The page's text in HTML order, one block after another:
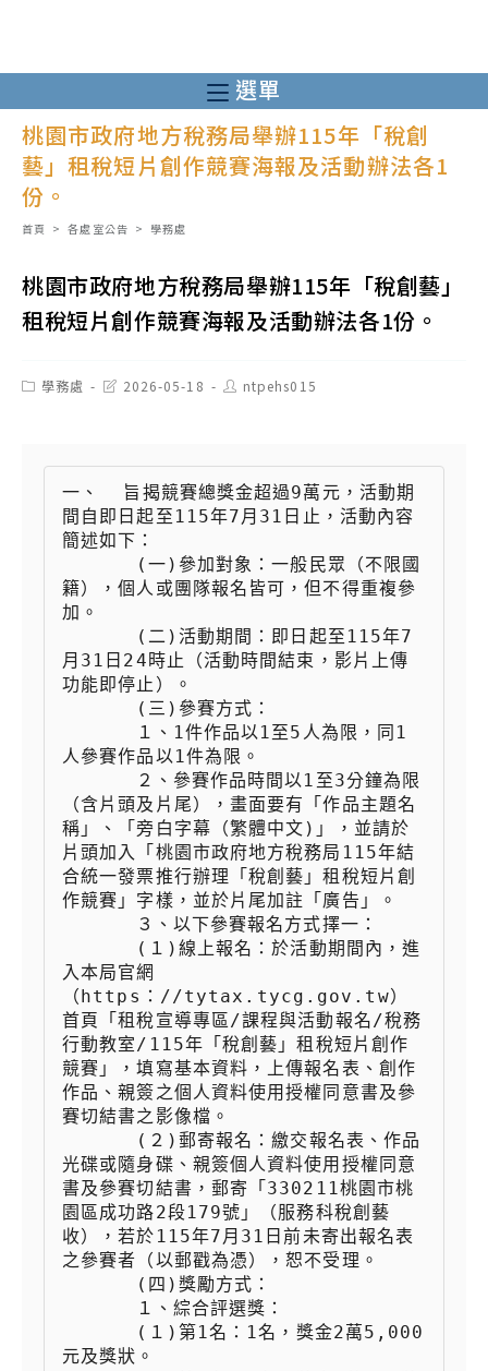
至
主
要
容
選單
桃園市政府地方稅務局舉辦115年「稅創
藝」租稅短片創作競賽海報及活動辦法各1
份。
首頁 > 各處室公告 > 學務處
桃園市政府地方稅務局舉辦115年「稅創藝」
租稅短片創作競賽海報及活動辦法各1份。
Post學務處
Post2026-05-18
Post
author:
ntpehs015
一、  旨揭競賽總獎金超過9萬元，活動期
間自即日起至115年7月31日止，活動內容
簡述如下：
籍），個人或團隊報名皆可，但不得重複參
加。
月31日24時止（活動時間結束，影片上傳
功能即停止）。
人參賽作品以1件為限。
（含片頭及片尾），畫面要有「作品主題名
稱」、「旁白字幕（繁體中文)」，並請於
片頭加入「桃園市政府地方稅務局115年結
合統一發票推行辦理「稅創藝」租稅短片創
作競賽」字樣，並於片尾加註「廣告」。
入本局官網
（https：//tytax.tycg.gov.tw）
首頁「租稅宣導專區/課程與活動報名/稅務
行動教室/115年「稅創藝」租稅短片創作
競賽」，填寫基本資料，上傳報名表、創作
作品、親簽之個人資料使用授權同意書及參
賽切結書之影像檔。
光碟或隨身碟、親簽個人資料使用授權同意
書及參賽切結書，郵寄「330211桃園市桃
園區成功路2段179號」（服務科稅創藝
收），若於115年7月31日前未寄出報名表
之參賽者（以郵戳為憑），恕不受理。
元及獎狀。